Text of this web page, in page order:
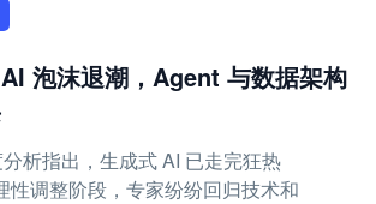
泡沫退潮，Agent 与数据架构
析指出，生成式 AI 已走完狂热
性调整阶段，专家纷纷回归技术和